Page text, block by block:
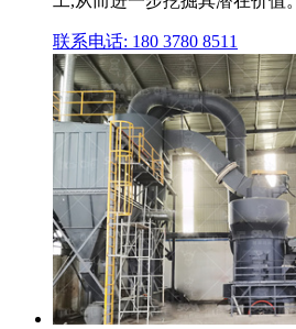
联系电话: 180 3780 8511